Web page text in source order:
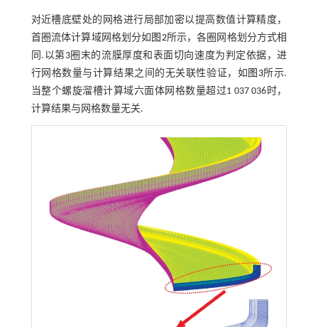
对近槽底壁处的网格进行局部加密以提高数值计算精度，
首圈流体计算域网格划分如 图2所示，各圈网格划分方式相
同.以第3圈末的流膜厚度和表面切向速度为判定依据，进
行网格数量与计算结果之间的无关联性验证，如 图3所示.
当整个螺旋溜槽计算域六面体网格数量超过1 037 036时，
计算结果与网格数量无关.